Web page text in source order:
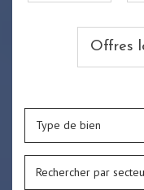
Offres
Type de bien
Rechercher par